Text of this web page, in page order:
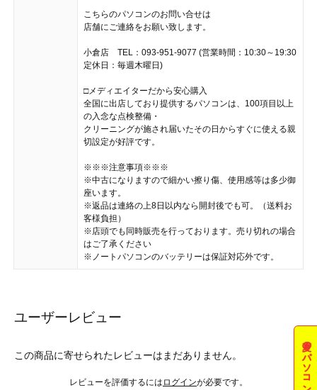
こちらのパソコンのお問い合せは
店舗にご連絡をお願い致します。
小倉店 TEL：093-951-9077 (営業時間：10:30～19:30
定休日：毎週木曜日)
□メディエイターだから安心購入
全国に出店しており提供するパソコンは、100項目以上
の入念な点検整備・
クリーニングが施され届いたその日からすぐに使える親
切設定が好評です。
※※※注意事項※※※
※中古になりますので細かい擦り傷、使用感等は多少御
座います。
※返品は連絡の上8日以内なら開封後でも可。（送料お
客様負担）
※店頭でも同時販売を行っております。売り切れの場合
はご了承ください
※ノートパソコンのバッテリーは保証対応外です。
ユーザーレビュー
この商品に寄せられたレビューはまだありません。
レビューを評価するには ログインが必要です。 夏のパソコン祭